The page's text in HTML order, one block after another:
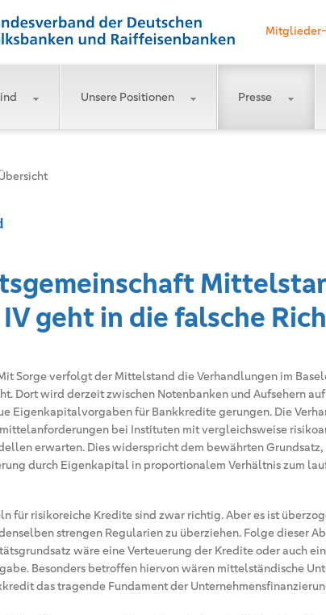
Unsere Positionen Presse
IV geht in die falsche
Sorge verfolgt der Mittelstand die Verhandlungen im
Dort wird derzeit zwischen Notenbanken und Aufsehern
Eigenkapitalvorgaben für Bankkredite gerungen. Die
bei Instituten mit vergleichsweise
erwarten. Dies widerspricht dem bewährten Grundsatz,
durch Eigenkapital in proportionalem Verhältnis zum
für risikoreiche Kredite sind zwar richtig. Aber es ist
strengen Regularien zu überziehen. Folge dieser
wäre eine Verteuerung der Kredite oder auch
Besonders betroffen hiervon wären mittelständische
das tragende Fundament der